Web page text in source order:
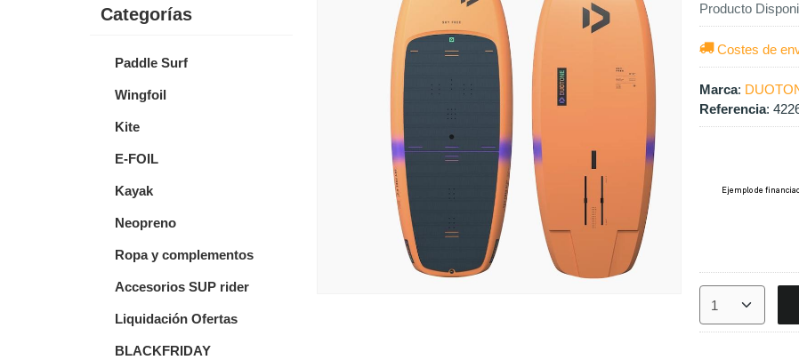
Categorías
Paddle Surf
Wingfoil
Kite
E-FOIL
Kayak
Neopreno
Ropa y complementos
Accesorios SUP rider
Liquidación Ofertas
BLACKFRIDAY
Producto
Costes de
Marca:
Referencia: